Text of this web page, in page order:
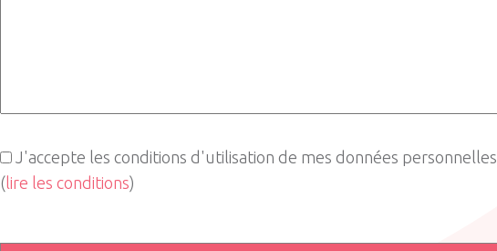
J'accepte les conditions d'utilisation de mes données personnelles
(lire les conditions)